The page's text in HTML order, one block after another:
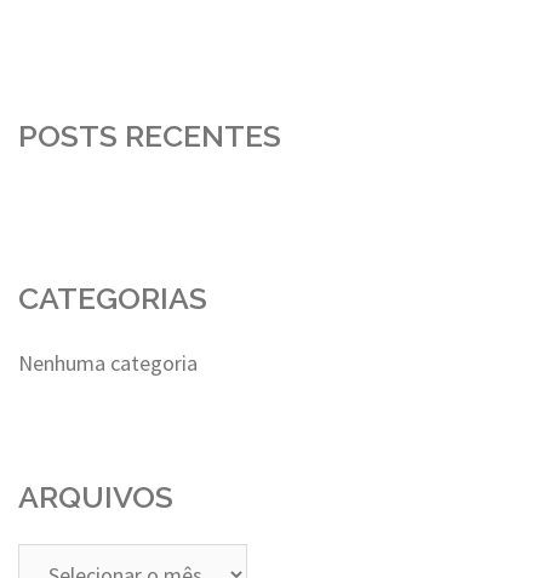
POSTS RECENTES
CATEGORIAS
Nenhuma categoria
ARQUIVOS
Arquivos